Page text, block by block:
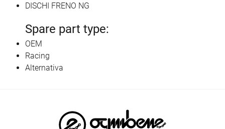
DISCHI FRENO NG
Spare part type:
OEM
Racing
Alternativa